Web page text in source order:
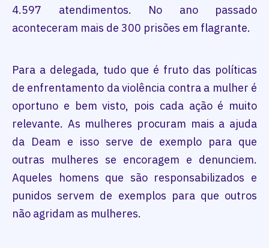
4.597 atendimentos. No ano passado
aconteceram mais de 300 prisões em flagrante.
Para a delegada, tudo que é fruto das políticas
de enfrentamento da violência contra a mulher é
oportuno e bem visto, pois cada ação é muito
relevante. As mulheres procuram mais a ajuda
da Deam e isso serve de exemplo para que
outras mulheres se encoragem e denunciem.
Aqueles homens que são responsabilizados e
punidos servem de exemplos para que outros
não agridam as mulheres.